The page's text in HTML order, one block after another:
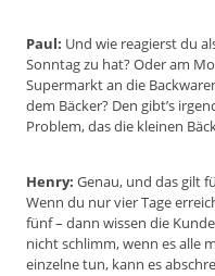
Paul: Und wie reagierst du
Sonntag zu hat? Oder am
Supermarkt an die
dem Bäcker? Den gibt’s
Problem, das die kleinen
Henry: Genau, und das gilt
Wenn du nur vier Tage
fünf – dann wissen die
nicht schlimm, wenn es alle
einzelne tun, kann es